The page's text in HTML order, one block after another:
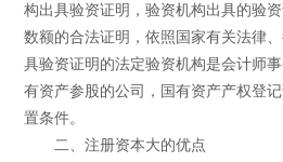
构出具验资证明，验资机构出具的验
数额的合法证明，依照国家有关法律
具验资证明的法定验资机构是会计师
有资产参股的公司，国有资产产权登
置条件。
二、注册资本大的优点